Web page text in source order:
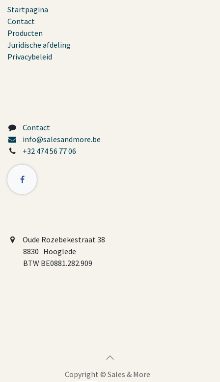
Startpagina
Contact
Producten
Juridische afdeling
Privacybeleid
Contact
info@salesandmore.be
+32 474 56 77 06
Oude Rozebekestraat 38
8830 Hooglede
BTW BE0881.282.909
Copyright © Sales & More